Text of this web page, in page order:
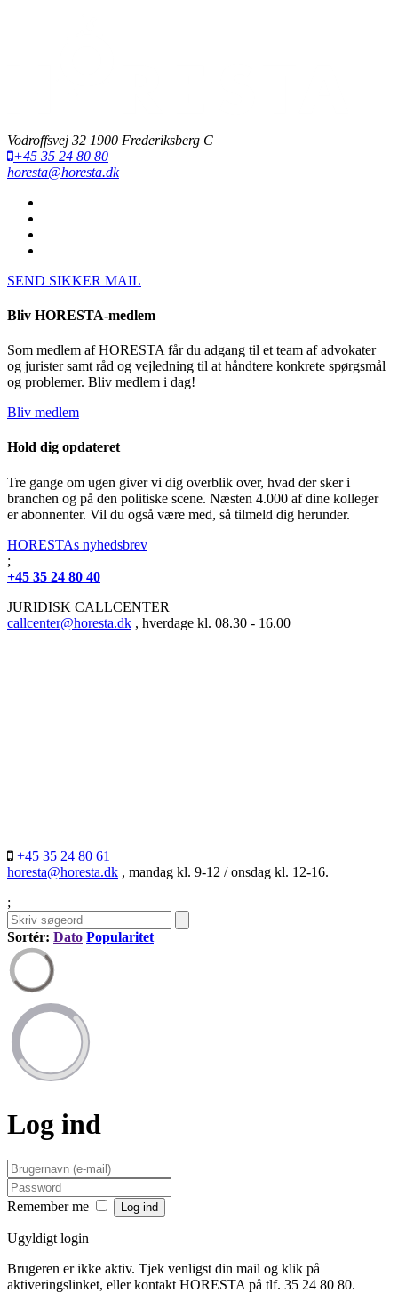
Vodroffsvej 32 1900 Frederiksberg C
+45 35 24 80 80
horesta@horesta.dk
SEND SIKKER MAIL
Bliv HORESTA-medlem
Som medlem af HORESTA får du adgang til et team af advokater
og jurister samt råd og vejledning til at håndtere konkrete spørgsmål
og problemer. Bliv medlem i dag!
Bliv medlem
Hold dig opdateret
Tre gange om ugen giver vi dig overblik over, hvad der sker i
branchen og på den politiske scene. Næsten 4.000 af dine kolleger
er abonnenter. Vil du også være med, så tilmeld dig herunder.
HORESTAs nyhedsbrev
;
+45 35 24 80 40
JURIDISK CALLCENTER
callcenter@horesta.dk , hverdage kl. 08.30 - 16.00
+45 35 24 80 61
horesta@horesta.dk , mandag kl. 9-12 / onsdag kl. 12-16.
;
Sortér: Dato Popularitet
Log ind
Remember me
Ugyldigt login
Brugeren er ikke aktiv. Tjek venligst din mail og klik på
aktiveringslinket, eller kontakt HORESTA på tlf. 35 24 80 80.